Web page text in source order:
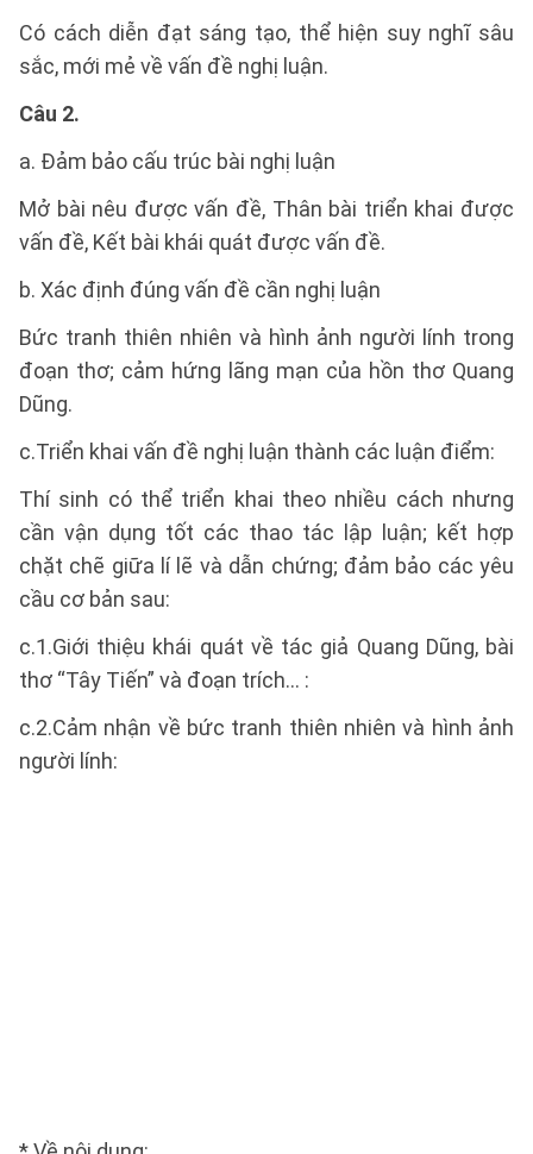
Có cách diễn đạt sáng tạo, thể hiện suy nghĩ sâu
sắc, mới mẻ về vấn đề nghị luận.
Câu 2.
a. Đảm bảo cấu trúc bài nghị luận
Mở bài nêu được vấn đề, Thân bài triển khai được
vấn đề, Kết bài khái quát được vấn đề.
b. Xác định đúng vấn đề cần nghị luận
Bức tranh thiên nhiên và hình ảnh người lính trong
đoạn thơ; cảm hứng lãng mạn của hồn thơ Quang
Dũng.
c.Triển khai vấn đề nghị luận thành các luận điểm:
Thí sinh có thể triển khai theo nhiều cách nhưng
cần vận dụng tốt các thao tác lập luận; kết hợp
chặt chẽ giữa lí lẽ và dẫn chứng; đảm bảo các yêu
cầu cơ bản sau:
c.1.Giới thiệu khái quát về tác giả Quang Dũng, bài
thơ “Tây Tiến” và đoạn trích… :
c.2.Cảm nhận về bức tranh thiên nhiên và hình ảnh
người lính: